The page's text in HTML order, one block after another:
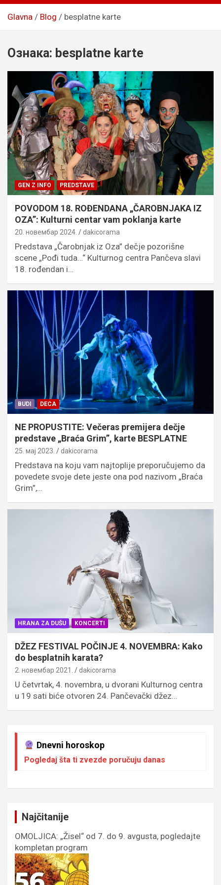
Glavna Blog besplatne karte
Ознака: besplatne karte
GEN Z INFO PREDSTAVE
POVODOM 18. ROĐENDANA „ČAROBNJAKA IZ
OZA”: Kulturni centar vam poklanja karte
20. новембар 2024. dakicorama
Predstava „Čarobnjak iz Oza” dečje pozorišne
scene „Pođi tuda…“ Kulturnog centra Pančeva slavi
18. rođendan i…
BUDI DECA
NE PROPUSTITE: Večeras premijera dečje
predstave „Braća Grim”, karte BESPLATNE
25. мај 2023. dakicorama
Predstava na koju vam najtoplije preporučujemo da
povedete svoje dete jeste ona pod nazivom „Braća
Grim”,…
HRANA ZA DUŠU KONCERTI
DŽEZ FESTIVAL POČINJE 4. NOVEMBRA: Kako
do besplatnih karata?
2. новембар 2021. dakicorama
U četvrtak, 4. novembra, u dvorani Кulturnog centra
u 19 sati biće otvoren 24. Pančevački džez…
Dnevni horoskop
Pogledaj šta ti zvezde poručuju danas
Najčitanije
OMOLJICA: „Žisel“ od 7. do 9. avgusta, pogledajte
kompletan program